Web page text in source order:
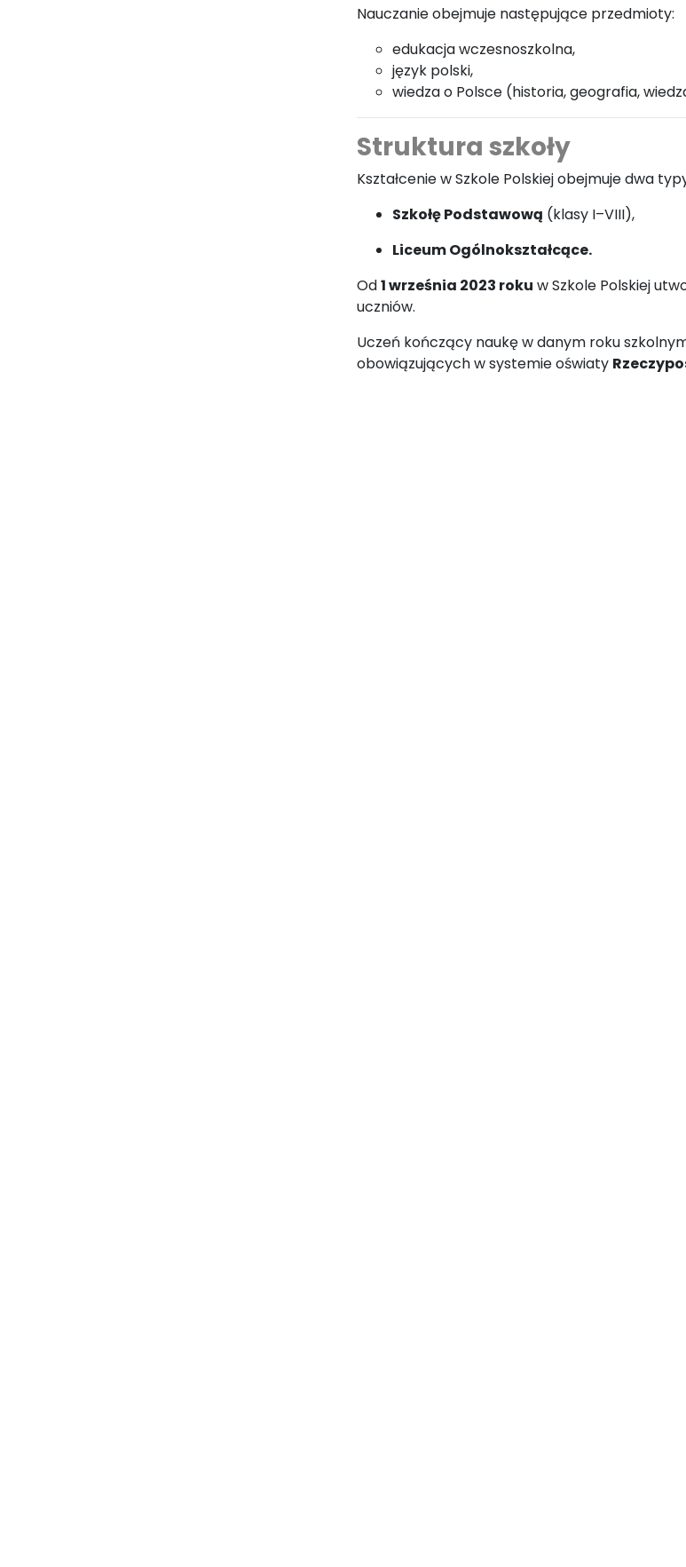
Nauczanie obejmuje następujące przedmioty:
edukacja wczesnoszkolna,
język polski,
wiedza o Polsce (historia, geografia,
Struktura szkoły
Kształcenie w Szkole Polskiej obejmuje dwa
Szkołę Podstawową (klasy I–VIII),
Liceum Ogólnokształcące.
Od1 września 2023 roku w Szkole Polskiej
uczniów.
Uczeń kończący naukę w danym roku
obowiązujących w systemie oświaty